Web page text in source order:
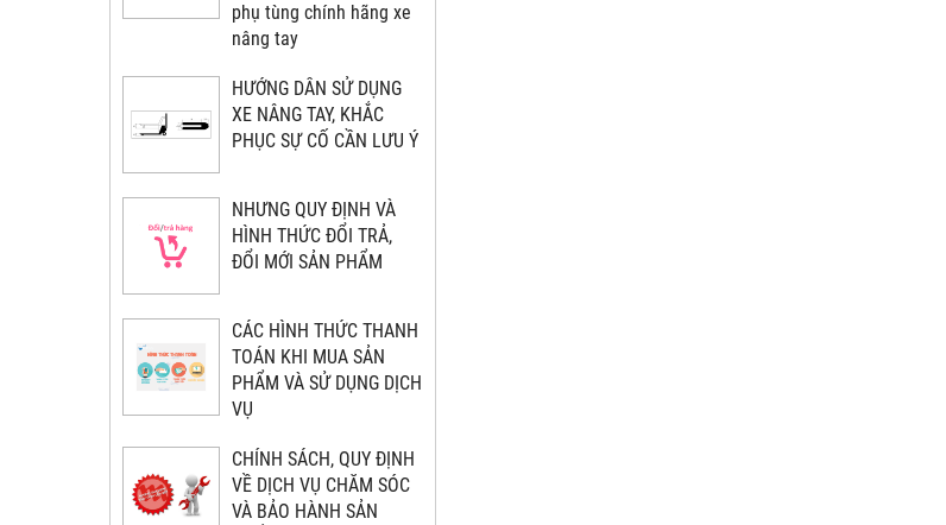
phụ tùng chính hãng xe
nâng tay
HƯỚNG DẪN SỬ DỤNG
XE NÂNG TAY, KHẮC
PHỤC SỰ CỐ CẦN LƯU Ý
NHƯNG QUY ĐỊNH VÀ
HÌNH THỨC ĐỔI TRẢ,
ĐỔI MỚI SẢN PHẨM
CÁC HÌNH THỨC THANH
TOÁN KHI MUA SẢN
PHẨM VÀ SỬ DỤNG DỊCH
VỤ
CHÍNH SÁCH, QUY ĐỊNH
VỀ DỊCH VỤ CHĂM SÓC
VÀ BẢO HÀNH SẢN